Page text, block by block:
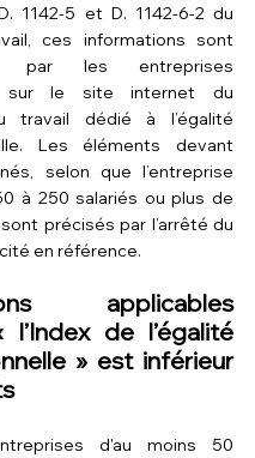
1142-5 et D. 1142-6-2 du
, ces informations sont
par les entreprises
sur le site internet du
travail dédié à l’égalité
. Les éléments devant
selon que l’entreprise
à 250 salariés ou plus de
précisés par l’arrêté du
en référence.
applicables
l’Index de l’égalité
» est inférieur
d'au moins 50